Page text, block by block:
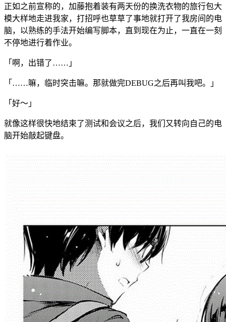
正如之前宣称的，加藤抱着装有两天份的换洗衣物的旅行包大
模大样地走进我家，打招呼也草草了事地就打开了我房间的电
脑，以熟练的手法开始编写脚本，直到现在为止，一直在一刻
不停地进行着作业。
「啊，出错了……」
「……嘛，临时突击嘛。那就做完DEBUG之后再叫我吧。」
「好～」
就像这样很快地结束了测试和会议之后，我们又转向自己的电
脑开始敲起键盘。